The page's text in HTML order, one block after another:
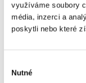
využíváme soubory
média, inzerci a
poskytli nebo které
souhlasu
Nutné